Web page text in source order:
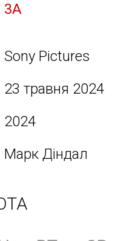
3А
Sony Pісtures
23 травня 2024
2024
Марк Діндал